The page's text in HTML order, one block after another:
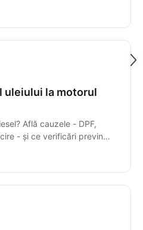
uleiului la motorul
Află cauzele - DPF,
- și ce verificări previn